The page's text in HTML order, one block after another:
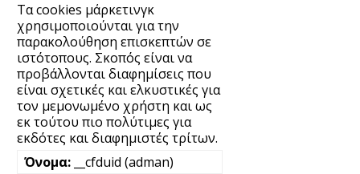
Τα cookies μάρκετινγκ
χρησιμοποιούνται για την
παρακολούθηση επισκεπτών σε
ιστότοπους. Σκοπός είναι να
προβάλλονται διαφημίσεις που
είναι σχετικές και ελκυστικές για
τον μεμονωμένο χρήστη και ως
εκ τούτου πιο πολύτιμες για
εκδότες και διαφημιστές τρίτων.
__cfduid (adman)